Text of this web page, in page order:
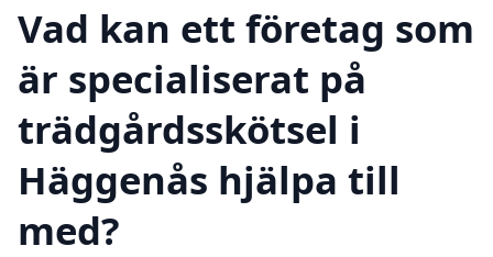
Vad kan ett företag som
är specialiserat på
trädgårdsskötsel i
Häggenås hjälpa till
med?